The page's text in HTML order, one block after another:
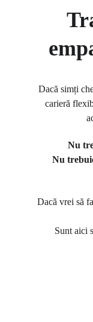
Dacă simți
carieră
Nu
Nu
Dacă vrei să
Sunt aici